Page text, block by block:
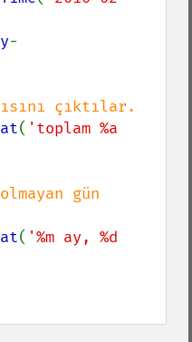
-
( 'toplam %a
gün
( '%m ay, %d